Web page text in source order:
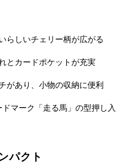
らしいチェリー柄が広がる
とカードポケットが充実
があり、小物の収納に便利
マーク「走る馬」の型押し入
パクト